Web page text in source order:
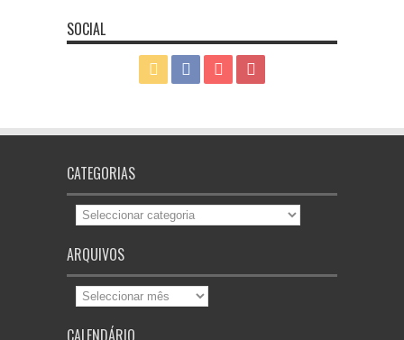
SOCIAL
CATEGORIAS
Categorias
ARQUIVOS
Arquivos
CALENDÁRIO